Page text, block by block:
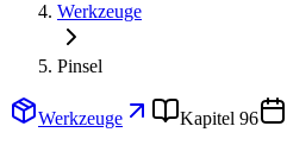
Werkzeuge
Pinsel
Werkzeuge Kapitel 96